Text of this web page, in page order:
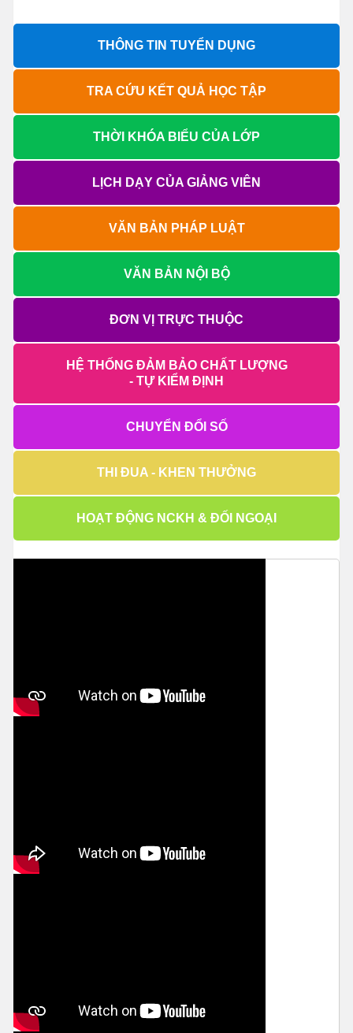
THÔNG TIN TUYỂN DỤNG
TRA CỨU KẾT QUẢ HỌC TẬP
THỜI KHÓA BIỂU CỦA LỚP
LỊCH DẠY CỦA GIẢNG VIÊN
VĂN BẢN PHÁP LUẬT
VĂN BẢN NỘI BỘ
ĐƠN VỊ TRỰC THUỘC
HỆ THỐNG ĐẢM BẢO CHẤT LƯỢNG
- TỰ KIỂM ĐỊNH
CHUYỂN ĐỔI SỐ
THI ĐUA - KHEN THƯỞNG
HOẠT ĐỘNG NCKH & ĐỐI NGOẠI